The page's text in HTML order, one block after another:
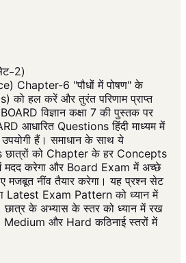
2)
Chapter-6 "पौधों में पोषण" के
को हल करें और तुरंत परिणाम प्राप्त
विज्ञान कक्षा 7 की पुस्तक पर
आधारित Questions हिंदी माध्यम में
हैं। समाधान के साथ ये
को Chapter के हर Concepts
मदद करेगा और Board Exam में अच्छे
मजबूत नींव तैयार करेगा। यह प्रश्न सेट
Latest Exam Pattern को ध्यान में
छात्र के अभ्यास के स्तर को ध्यान में रख
Medium और Hard कठिनाई स्तरों में